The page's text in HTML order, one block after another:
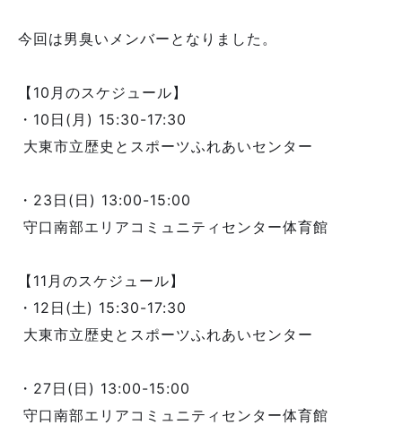
今回は男臭いメンバーとなりました。
【10月のスケジュール】
・10日(月) 15:30-17:30
大東市立歴史とスポーツふれあいセンター
・23日(日) 13:00-15:00
守口南部エリアコミュニティセンター体育館
【11月のスケジュール】
・12日(土) 15:30-17:30
大東市立歴史とスポーツふれあいセンター
・27日(日) 13:00-15:00
守口南部エリアコミュニティセンター体育館